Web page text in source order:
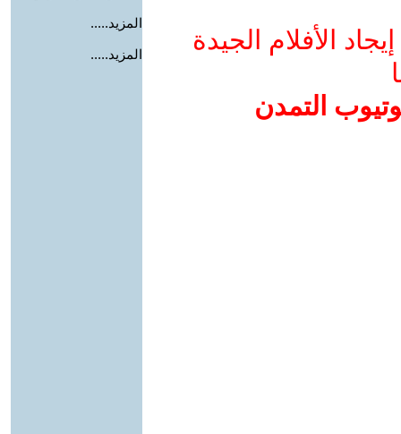
الأفلام الجيدة
التمدن
المزيد.....
المزيد.....